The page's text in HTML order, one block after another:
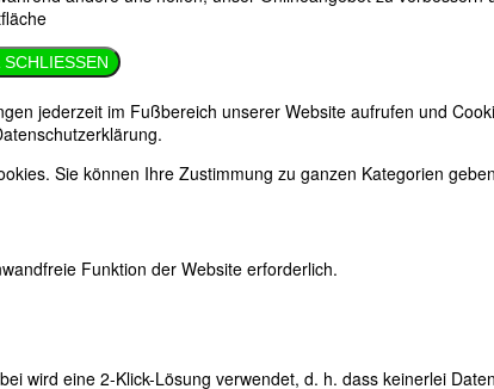
die
Wählen Sie ein
die passenden
So
Mo Di Mi
VERSCHIEDENES
jederzeit im Fußbereich unserer Website aufrufen und
Sie können Ihre Zustimmung zu ganzen Kategorien geben
Funktion der Website erforderlich.
wird eine 2-Klick-Lösung verwendet, d. h. dass keinerlei